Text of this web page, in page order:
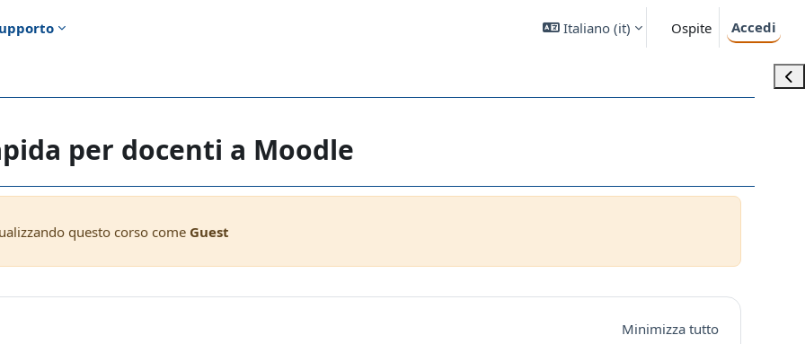
Italiano ‎(it)‎ Ospite Accedi
per docenti a Moodle
questo corso come Guest
Minimizza tutto